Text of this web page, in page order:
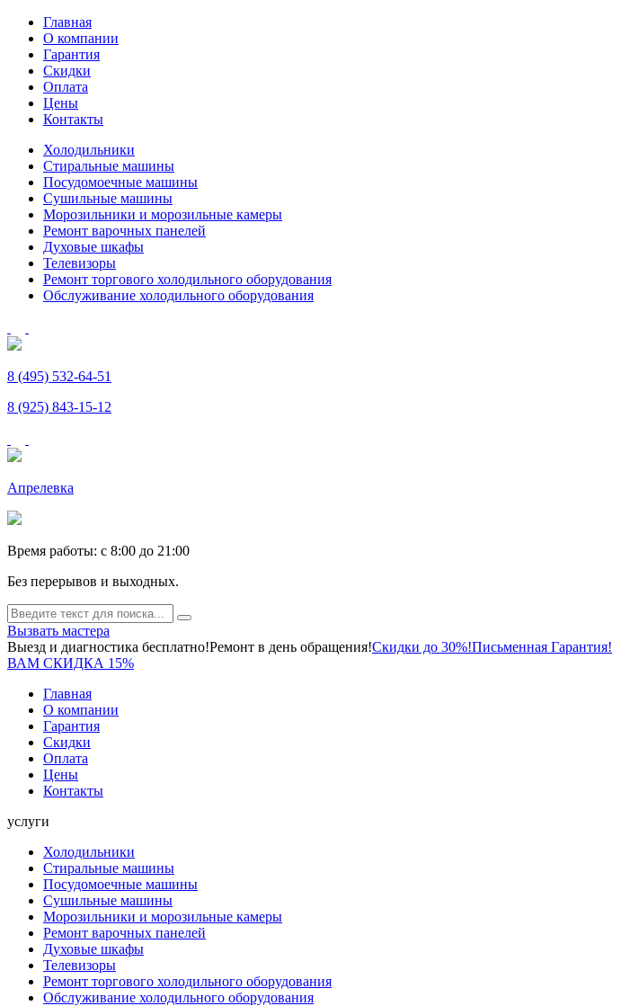
Главная
О компании
Гарантия
Скидки
Оплата
Цены
Контакты
Холодильники
Стиральные машины
Посудомоечные машины
Сушильные машины
Морозильники и морозильные камеры
Ремонт варочных панелей
Духовые шкафы
Телевизоры
Ремонт торгового холодильного оборудования
Обслуживание холодильного оборудования
8 (495) 532-64-51
8 (925) 843-15-12
Апрелевка
Время работы: c 8:00 до 21:00
Без перерывов и выходных.
Вызвать мастера
Выезд и диагностика бесплатно!Ремонт в день обращения!Скидки до 30%!Письменная Гарантия!
ВАМ СКИДКА 15%
Главная
О компании
Гарантия
Скидки
Оплата
Цены
Контакты
услуги
Холодильники
Стиральные машины
Посудомоечные машины
Сушильные машины
Морозильники и морозильные камеры
Ремонт варочных панелей
Духовые шкафы
Телевизоры
Ремонт торгового холодильного оборудования
Обслуживание холодильного оборудования